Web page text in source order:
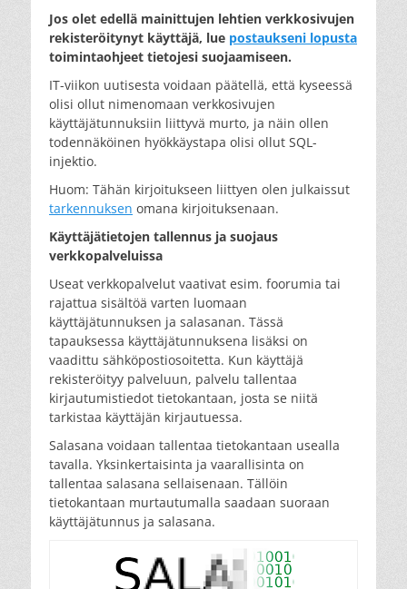
Jos olet edellä mainittujen lehtien verkkosivujen
rekisteröitynyt käyttäjä, lue postaukseni lopusta
toimintaohjeet tietojesi suojaamiseen.
IT-viikon uutisesta voidaan päätellä, että kyseessä
olisi ollut nimenomaan verkkosivujen
käyttäjätunnuksiin liittyvä murto, ja näin ollen
todennäköinen hyökkäystapa olisi ollut SQL-
injektio.
Huom: Tähän kirjoitukseen liittyen olen julkaissut
tarkennuksen omana kirjoituksenaan.
Käyttäjätietojen tallennus ja suojaus
verkkopalveluissa
Useat verkkopalvelut vaativat esim. foorumia tai
rajattua sisältöä varten luomaan
käyttäjätunnuksen ja salasanan. Tässä
tapauksessa käyttäjätunnuksena lisäksi on
vaadittu sähköpostiosoitetta. Kun käyttäjä
rekisteröityy palveluun, palvelu tallentaa
kirjautumistiedot tietokantaan, josta se niitä
tarkistaa käyttäjän kirjautuessa.
Salasana voidaan tallentaa tietokantaan usealla
tavalla. Yksinkertaisinta ja vaarallisinta on
tallentaa salasana sellaisenaan. Tällöin
tietokantaan murtautumalla saadaan suoraan
käyttäjätunnus ja salasana.